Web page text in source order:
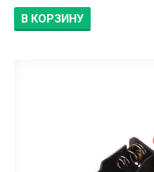
В КОРЗИНУ